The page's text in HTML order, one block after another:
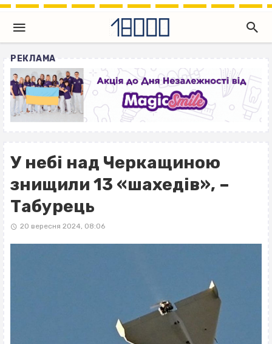
РЕКЛАМА
У небі над Черкащиною
знищили 13 «шахедів», –
Табурець
20 вересня 2024, 08:06